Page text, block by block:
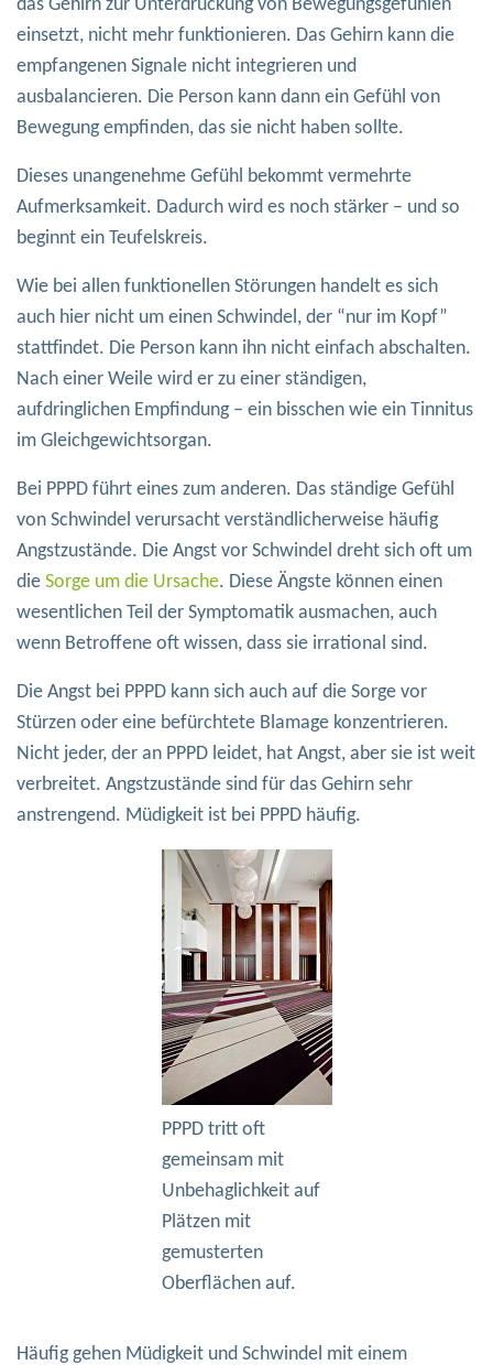
das Gehirn zur Unterdrückung von Bewegungsgefühlen
einsetzt, nicht mehr funktionieren. Das Gehirn kann die
empfangenen Signale nicht integrieren und
ausbalancieren. Die Person kann dann ein Gefühl von
Bewegung empfinden, das sie nicht haben sollte.
Dieses unangenehme Gefühl bekommt vermehrte
Aufmerksamkeit. Dadurch wird es noch stärker – und so
beginnt ein Teufelskreis.
Wie bei allen funktionellen Störungen handelt es sich
auch hier nicht um einen Schwindel, der “nur im Kopf”
stattfindet. Die Person kann ihn nicht einfach abschalten.
Nach einer Weile wird er zu einer ständigen,
aufdringlichen Empfindung – ein bisschen wie ein Tinnitus
im Gleichgewichtsorgan.
Bei PPPD führt eines zum anderen. Das ständige Gefühl
von Schwindel verursacht verständlicherweise häufig
Angstzustände. Die Angst vor Schwindel dreht sich oft um
die Sorge um die Ursache. Diese Ängste können einen
wesentlichen Teil der Symptomatik ausmachen, auch
wenn Betroffene oft wissen, dass sie irrational sind.
Die Angst bei PPPD kann sich auch auf die Sorge vor
Stürzen oder eine befürchtete Blamage konzentrieren.
Nicht jeder, der an PPPD leidet, hat Angst, aber sie ist weit
verbreitet. Angstzustände sind für das Gehirn sehr
anstrengend. Müdigkeit ist bei PPPD häufig.
PPPD tritt oft
gemeinsam mit
Unbehaglichkeit auf
Plätzen mit
gemusterten
Oberflächen auf.
Häufig gehen Müdigkeit und Schwindel mit einem